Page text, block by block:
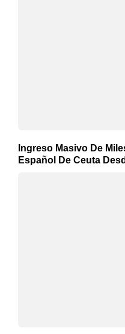
Ingreso Masivo De
Español De Ceuta